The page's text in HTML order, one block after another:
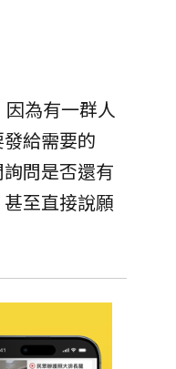
為有一群人
給需要的
問是否還有
至直接說願